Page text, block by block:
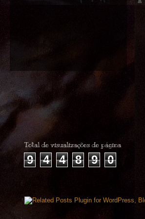
Total de visualizações de página
9 4 4 8 9 0